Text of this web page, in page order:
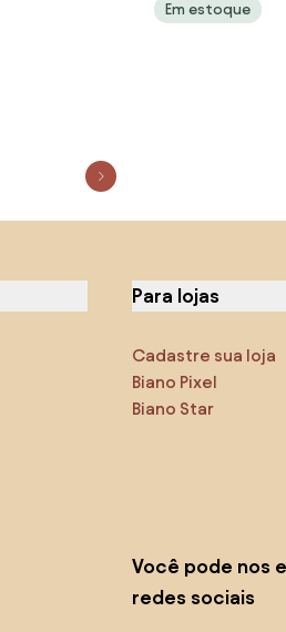
Em estoque
Para lojas
Cadastre sua loja
Biano Pixel
Biano Star
Você pode nos
redes sociais